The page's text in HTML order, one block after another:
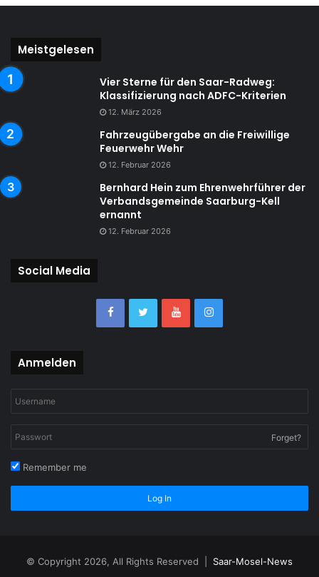
Meistgelesen
Vier Sterne für den Saar-Radweg:
Klassifizierung nach ADFC-Kriterien
12. März 2026
Fahrzeugübergabe an die Freiwillige
Feuerwehr Wehr
12. Februar 2026
Bernhard Hein zum Ehrenwehrführer der
Verbandsgemeinde Saarburg-Kell
ernannt
12. Februar 2026
Social Media
Anmelden
Forget?
Remember me
Log In
© Copyright 2026, All Rights Reserved | Saar-Mosel-News